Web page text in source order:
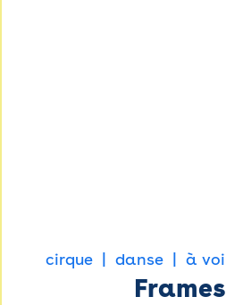
cirque danse à
Frames